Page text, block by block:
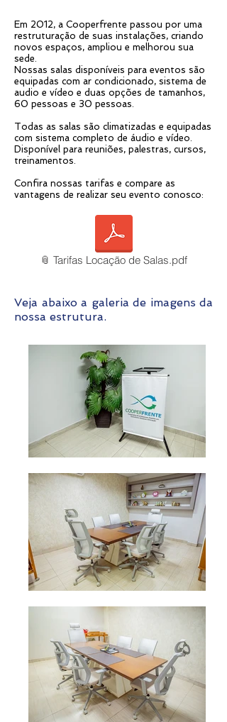
Em 2012, a Cooperfrente passou por uma
restruturação de suas instalações, criando
novos espaços, ampliou e melhorou sua
sede.
Nossas salas disponíveis para eventos são
equipadas com ar condicionado, sistema de
audio e vídeo e duas opções de tamanhos,
60 pessoas e 30 pessoas.
Todas as salas são climatizadas e equipadas
com sistema completo de áudio e vídeo.
Disponível para reuniões, palestras, cursos,
treinamentos.
Confira nossas tarifas e compare as
vantagens de realizar seu evento conosco:
📎 Tarifas Locação de Salas.pdf
Veja abaixo a galeria de imagens da
nossa estrutura.